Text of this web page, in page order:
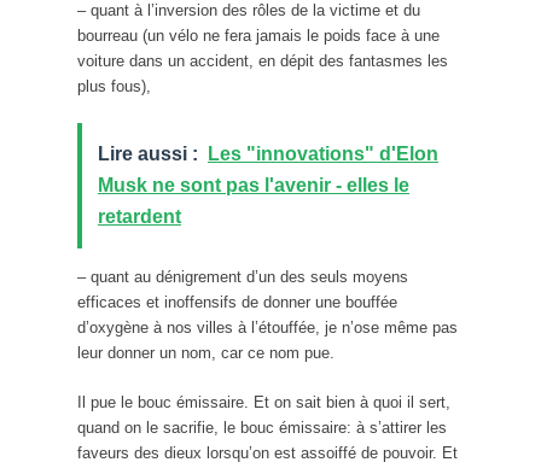
– quant à l’inversion des rôles de la victime et du
bourreau (un vélo ne fera jamais le poids face à une
voiture dans un accident, en dépit des fantasmes les
plus fous),
Lire aussi :
Les "innovations" d'Elon
Musk ne sont pas l'avenir - elles le
retardent
– quant au dénigrement d’un des seuls moyens
efficaces et inoffensifs de donner une bouffée
d’oxygène à nos villes à l’étouffée, je n’ose même pas
leur donner un nom, car ce nom pue.
Il pue le bouc émissaire. Et on sait bien à quoi il sert,
quand on le sacrifie, le bouc émissaire: à s’attirer les
faveurs des dieux lorsqu’on est assoiffé de pouvoir. Et